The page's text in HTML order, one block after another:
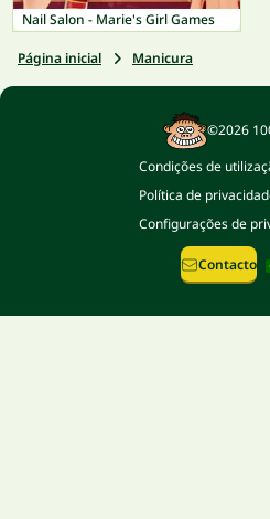
Nail Salon - Marie's Girl Games
Página inicial Manicura
©2026
Condições de
Política de
Configurações de
Contacto